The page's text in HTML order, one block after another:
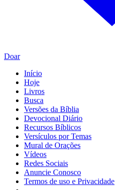
Doar
Início
Hoje
Livros
Busca
Versões da Bíblia
Devocional Diário
Recursos Bíblicos
Versículos por Temas
Mural de Orações
Vídeos
Redes Sociais
Anuncie Conosco
Termos de uso e Privacidade